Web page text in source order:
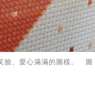
、愛心滿滿的圖樣。 圖